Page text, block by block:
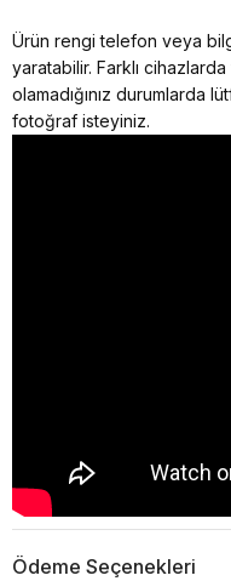
Ürün rengi telefon veya
yaratabilir. Farklı
olamadığınız durumlarda
fotoğraf isteyiniz.
Ödeme Seçenekleri